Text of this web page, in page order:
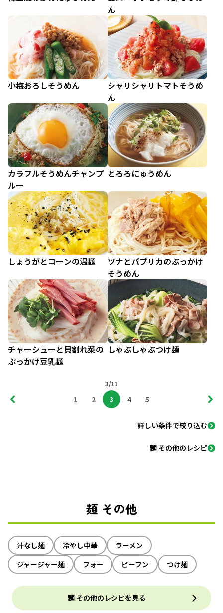
ん
小梅おろしそうめん
シャリシャリトマトそうめ
ん
カラフルそうめんチャンプ
ルー
とろろにゅうめん
しょうがとコーンの温麺
ツナとパプリカのぶっかけ
そうめん
チャーシューと貝割れ菜の
ぶっかけ豆乳麺
しゃぶしゃぶつけ麺
3/11
1 2 3 4 5
詳しい条件で絞り込む
麺 その他のレシピ
麺 その他
汁なし麺 冷やし中華
ラーメン
ジャージャー麺
フォー ビーフン つけ麺
麺 その他のレシピを見る